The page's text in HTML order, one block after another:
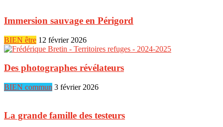
Immersion sauvage en Périgord
BIEN être 12 février 2026
Des photographes révélateurs
BIEN commun 3 février 2026
La grande famille des testeurs